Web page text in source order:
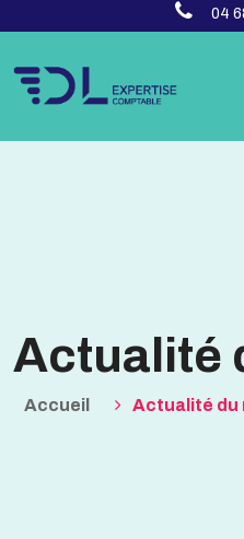
04
Actualité
Accueil Actualité du